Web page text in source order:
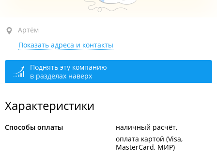
Артём, ул. Спортивная, 2
1-й этаж
открыто, закроется через 12 мин.
Артём
Показать адреса и контакты
Поднять эту компанию
в разделах наверх
Характеристики
Способы оплаты
наличный расчёт
оплата картой (Visa,
MasterCard, МИР)